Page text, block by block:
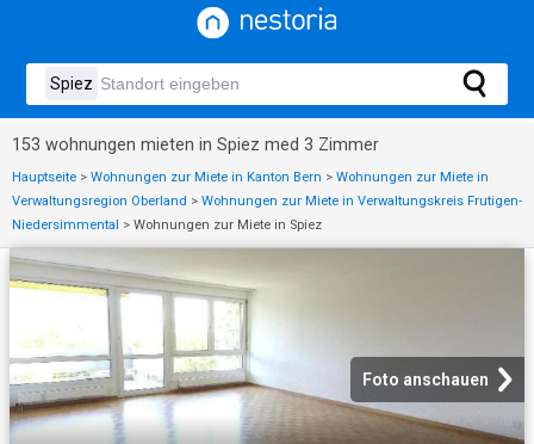
153 wohnungen mieten in Spiez med 3 Zimmer
Hauptseite > Wohnungen zur Miete in Kanton Bern > Wohnungen zur Miete in
Verwaltungsregion Oberland > Wohnungen zur Miete in Verwaltungskreis Frutigen-
Niedersimmental > Wohnungen zur Miete in Spiez
Foto anschauen